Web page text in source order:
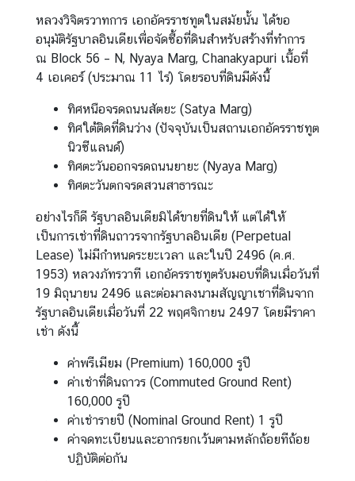
ม
บ
ะ
ช
า
ช
น
ค
หลวงวิจิตรวาทการ เอกอัครราชทูตในสมัยนั้น ได้ขอ
อนุมัติรัฐบาลอินเดียเพื่อจัดซื้อที่ดินสำหรับสร้างที่ทำการ
ณ Block 56 – N, Nyaya Marg, Chanakyapuri เนื้อที่
4 เอเคอร์ (ประมาณ 11 ไร่) โดยรอบที่ดินมีดังนี้
ทิศหนือจรดถนนสัตยะ (Satya Marg)
ทิศใต้ติดที่ดินว่าง (ปัจจุบันเป็นสถานเอกอัครราชทูต
นิวซีแลนด์)
ทิศตะวันออกจรดถนนยายะ (Nyaya Marg)
ทิศตะวันตกจรดสวนสาธารณะ
อย่างไรก็ดี รัฐบาลอินเดียมิได้ขายที่ดินให้ แต่ได้ให้
เป็นการเช่าที่ดินถาวรจากรัฐบาลอินเดีย (Perpetual
Lease) ไม่มีกำหนดระยะเวลา และในปี 2496 (ค.ศ.
1953) หลวงภัทรวาที เอกอัครราชทูตรับมอบที่ดินเมื่อวันที่
19 มิถุนายน 2496 และต่อมาลงนามสัญญาเชาที่ดินจาก
รัฐบาลอินเดียเมื่อวันที่ 22 พฤศจิกายน 2497 โดยมีราคา
เช่า ดังนี้
ค่าพรีเมียม (Premium) 160,000 รูปี
ค่าเช่าที่ดินถาวร (Commuted Ground Rent)
160,000 รูปี
ค่าเช่ารายปี (Nominal Ground Rent) 1 รูปี
ค่าจดทะเบียนและอากรยกเว้นตามหลักถ้อยทีถ้อย
ปฏิบัติต่อกัน